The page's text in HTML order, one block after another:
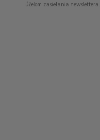
účelom zasielania newslettera.